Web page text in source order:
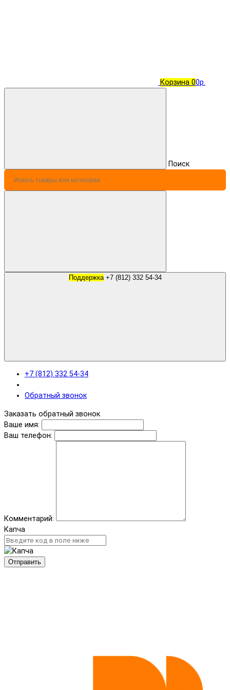
Корзина 00р.
Поиск
Поддержка +7 (812) 332 54-34
+7 (812) 332 54-34
Обратный звонок
Заказать обратный звонок
Ваше имя:
Ваш телефон:
Комментарий:
Капча
Отправить